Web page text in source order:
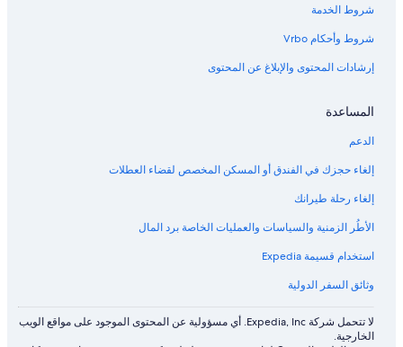
شروط الخدمة
شروط وأحكام Vrbo
إرشادات المحتوى والإبلاغ عن المحتوى
المساعدة
الدعم
إلغاء حجزك في الفندق أو المسكن المخصص لقضاء العطلات
إلغاء رحلة طيرانك
الأطُر الزمنية والسياسات والعمليات الخاصة برد المال
استخدام قسيمة Expedia
وثائق السفر الدولية
لا تتحمل شركة Expedia, Inc. أي مسؤولية عن المحتوى الموجود على مواقع الويب
الخارجية.